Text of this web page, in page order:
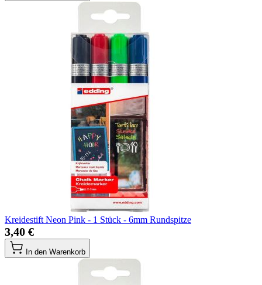
Kreidestift Neon Pink - 1 Stück - 6mm Rundspitze
3,40 €
In den Warenkorb